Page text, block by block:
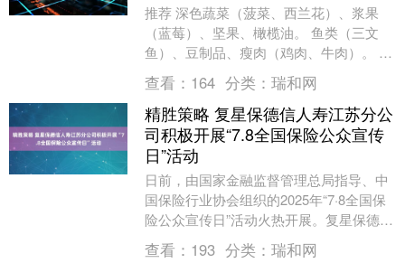
推荐 深色蔬菜（菠菜、西兰花）、浆果
（蓝莓）、坚果、橄榄油。 鱼类（三文
鱼）、豆制品、瘦肉（鸡肉、牛肉）。 赤
小豆、薏米、鱼腥草（辅助缓解水泡、瘙
痒）。 鲜枣（....
查看： 164 分类： 瑞和网
精胜策略 复星保德信人寿江苏分公
司积极开展“7.8全国保险公众宣传
日”活动
日前，由国家金融监督管理总局指导、中
国保险行业协会组织的2025年“7·8全国保
险公众宣传日”活动火热开展。复星保德信
人寿江苏分公司积极响应号召，在江苏监
管局的....
查看： 193 分类： 瑞和网